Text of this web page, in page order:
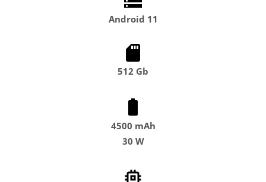
Android 11
512 Gb
4500 mAh
30 W